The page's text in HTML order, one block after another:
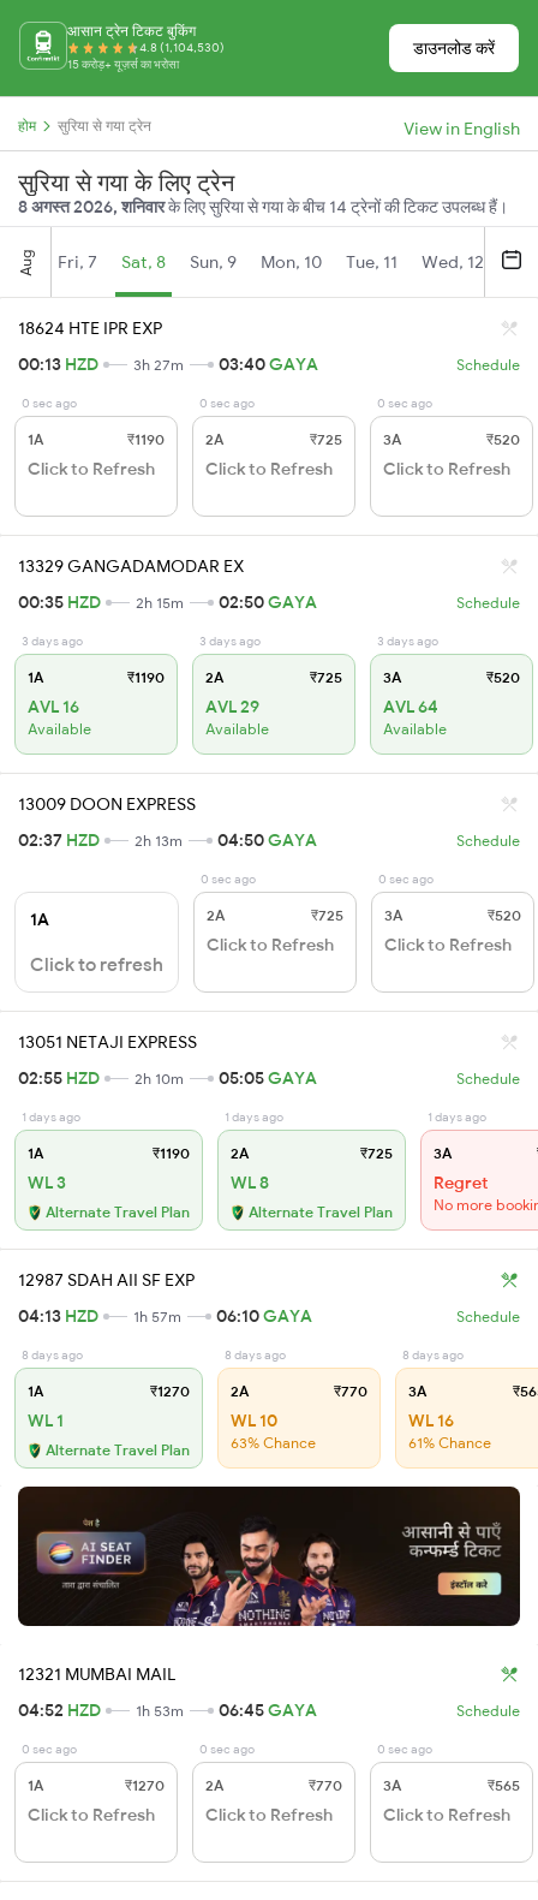
आसान ट्रेन टिकट बुकिंग
4.8 (1,104,530)
15 करोड़+ यूज़र्स का भरोसा
डाउनलोड करें
होम सुरिया से गया ट्रेन View in English
सुरिया से गया के लिए ट्रेन
8 अगस्त 2026, शनिवारके लिए सुरिया से गया के बीच 14 ट्रेनों की टिकट उपलब्ध हैं।
Aug Fri, 7 Sat, 8 Sun, 9 Mon, 10 Tue, 11 Wed, 12
18624 HTE IPR EXP
00:13 HZD 3h 27m 03:40GAYA Schedule
0 sec ago
1A ₹1190
Click to Refresh
0 sec ago
2A ₹725
Click to Refresh
0 sec ago
3A ₹520
Click to Refresh
13329 GANGADAMODAR EX
00:35 HZD 2h 15m 02:50GAYA Schedule
3 days ago
1A ₹1190
AVL 16
Available
3 days ago
2A ₹725
AVL 29
Available
3 days ago
3A ₹520
AVL 64
Available
13009 DOON EXPRESS
02:37 HZD 2h 13m 04:50GAYA Schedule
1A
Click to refresh
0 sec ago
2A ₹725
Click to Refresh
0 sec ago
3A ₹520
Click to Refresh
13051 NETAJI EXPRESS
02:55 HZD 2h 10m 05:05GAYA Schedule
1 days ago
1A ₹1190
WL 3
Alternate Travel Plan
1 days ago
2A ₹725
WL 8
Alternate Travel Plan
1 days ago
3A
Regret
No more
12987 SDAH AII SF EXP
04:13 HZD 1h 57m 06:10GAYA Schedule
8 days ago
1A ₹1270
WL 1
Alternate Travel Plan
8 days ago
2A ₹770
WL 10
63% Chance
8 days ago
3A
WL 16
61% Chance
12321 MUMBAI MAIL
04:52 HZD 1h 53m 06:45GAYA Schedule
0 sec ago
1A ₹1270
Click to Refresh
0 sec ago
2A ₹770
Click to Refresh
0 sec ago
3A ₹565
Click to Refresh